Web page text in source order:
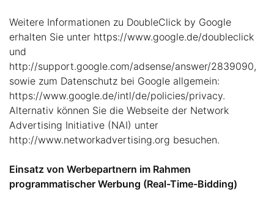
Weitere Informationen zu DoubleClick by Google
erhalten Sie unter https://www.google.de/doubleclick
und
http://support.google.com/adsense/answer/2839090,
sowie zum Datenschutz bei Google allgemein:
https://www.google.de/intl/de/policies/privacy.
Alternativ können Sie die Webseite der Network
Advertising Initiative (NAI) unter
http://www.networkadvertising.org besuchen.
Einsatz von Werbepartnern im Rahmen
programmatischer Werbung (Real-Time-Bidding)